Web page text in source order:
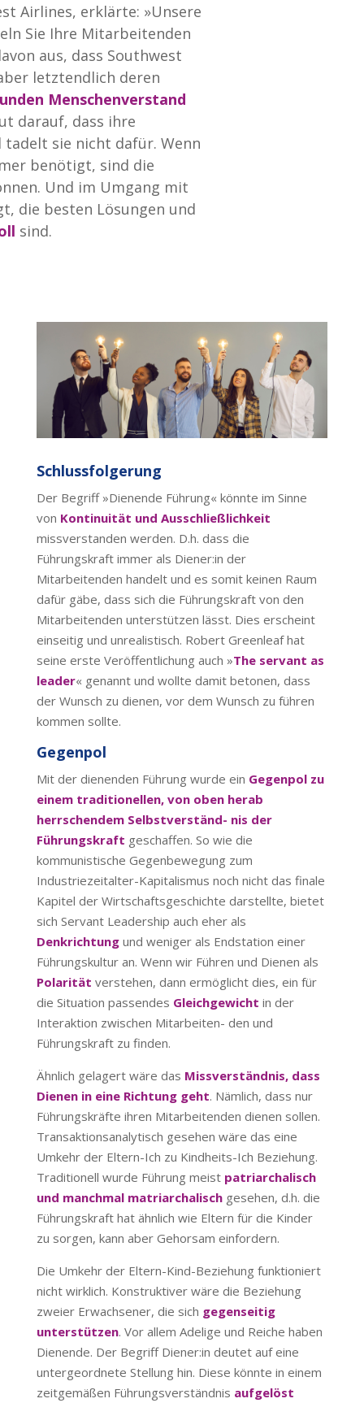
Airlines, erklärte: »Unsere
Sie Ihre Mitarbeitenden
aus, dass Southwest
letztendlich deren
Menschenverstand
darauf, dass ihre
sie nicht dafür. Wenn
benötigt, sind die
Und im Umgang mit
die besten Lösungen und
sind.
Schlussfolgerung
Der Begriff »Dienende Führung« könnte im Sinne
von Kontinuität und Ausschließlichkeit
missverstanden werden. D.h. dass die
Führungskraft immer als Diener:in der
Mitarbeitenden handelt und es somit keinen Raum
dafür gäbe, dass sich die Führungskraft von den
Mitarbeitenden unterstützen lässt. Dies erscheint
einseitig und unrealistisch. Robert Greenleaf hat
seine erste Veröffentlichung auch »The servant as
leader« genannt und wollte damit betonen, dass
der Wunsch zu dienen, vor dem Wunsch zu führen
kommen sollte.
Gegenpol
Mit der dienenden Führung wurde ein Gegenpol zu
einem traditionellen, von oben herab
herrschendem Selbstverständ- nis der
Führungskraft geschaffen. So wie die
kommunistische Gegenbewegung zum
Industriezeitalter-Kapitalismus noch nicht das finale
Kapitel der Wirtschaftsgeschichte darstellte, bietet
sich Servant Leadership auch eher als
Denkrichtungund weniger als Endstation einer
Führungskultur an. Wenn wir Führen und Dienen als
Polarität verstehen, dann ermöglicht dies, ein für
die Situation passendes Gleichgewicht in der
Interaktion zwischen Mitarbeiten- den und
Führungskraft zu finden.
Ähnlich gelagert wäre das Missverständnis, dass
Dienen in eine Richtung geht. Nämlich, dass nur
Führungskräfte ihren Mitarbeitenden dienen sollen.
Transaktionsanalytisch gesehen wäre das eine
Umkehr der Eltern-Ich zu Kindheits-Ich Beziehung.
Traditionell wurde Führung meist patriarchalisch
und manchmal matriarchalischgesehen, d.h. die
Führungskraft hat ähnlich wie Eltern für die Kinder
zu sorgen, kann aber Gehorsam einfordern.
Die Umkehr der Eltern-Kind-Beziehung funktioniert
nicht wirklich. Konstruktiver wäre die Beziehung
zweier Erwachsener, die sich gegenseitig
unterstützen. Vor allem Adelige und Reiche haben
Dienende. Der Begriff Diener:in deutet auf eine
untergeordnete Stellung hin. Diese könnte in einem
zeitgemäßen Führungsverständnis aufgelöst